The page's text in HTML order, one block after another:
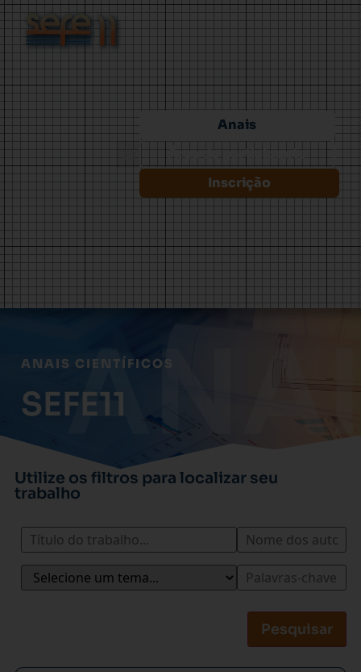
Anais
Área do participante
Inscrição
ANAIS CIENTÍFICOS
SEFE11
Utilize os filtros para localizar seu
trabalho
Pesquisar